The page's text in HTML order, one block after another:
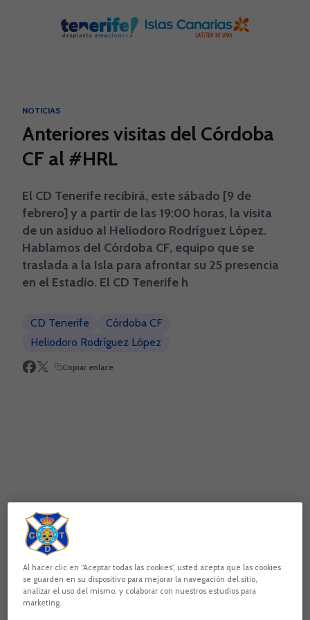
NOTICIAS
Anteriores visitas del Córdoba
CF al #HRL
El CD Tenerife recibirá, este sábado [9 de
febrero] y a partir de las 19:00 horas, la visita
de un asiduo al Heliodoro Rodríguez López.
Hablamos del Córdoba CF, equipo que se
traslada a la Isla para afrontar su 25 presencia
en el Estadio. El CD Tenerife h
CD Tenerife
Córdoba CF
Heliodoro Rodríguez López
Copiar enlace
El bagaje con los andaluces es positivo para los intereses
blanquiazules, ya que han logrado un total de 14 victorias y
seis empates; mientras que solo han caído en cuatro duelos.
Al hacer clic en “Aceptar todas las cookies”, usted acepta que las cookies
se guarden en su dispositivo para mejorar la navegación del sitio,
analizar el uso del mismo, y colaborar con nuestros estudios para
marketing.